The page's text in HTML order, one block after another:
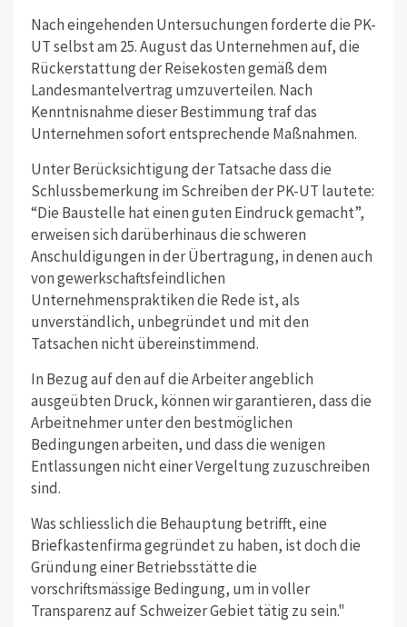
Nach eingehenden Untersuchungen forderte die PK-
UT selbst am 25. August das Unternehmen auf, die
Rückerstattung der Reisekosten gemäß dem
Landesmantelvertrag umzuverteilen. Nach
Kenntnisnahme dieser Bestimmung traf das
Unternehmen sofort entsprechende Maßnahmen.
Unter Berücksichtigung der Tatsache dass die
Schlussbemerkung im Schreiben der PK-UT lautete:
“Die Baustelle hat einen guten Eindruck gemacht”,
erweisen sich darüberhinaus die schweren
Anschuldigungen in der Übertragung, in denen auch
von gewerkschaftsfeindlichen
Unternehmenspraktiken die Rede ist, als
unverständlich, unbegründet und mit den
Tatsachen nicht übereinstimmend.
In Bezug auf den auf die Arbeiter angeblich
ausgeübten Druck, können wir garantieren, dass die
Arbeitnehmer unter den bestmöglichen
Bedingungen arbeiten, und dass die wenigen
Entlassungen nicht einer Vergeltung zuzuschreiben
sind.
Was schliesslich die Behauptung betrifft, eine
Briefkastenfirma gegründet zu haben, ist doch die
Gründung einer Betriebsstätte die
vorschriftsmässige Bedingung, um in voller
Transparenz auf Schweizer Gebiet tätig zu sein."